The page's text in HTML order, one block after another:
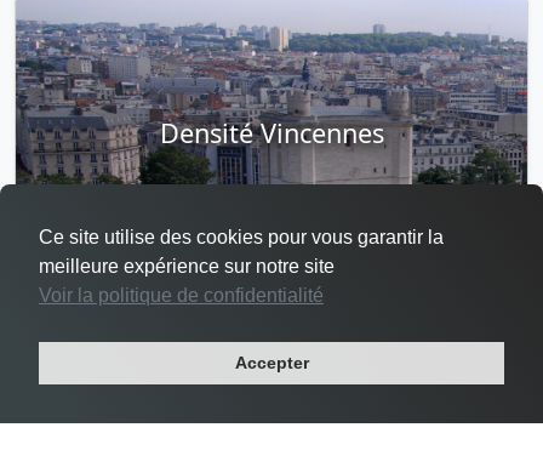
Densité Vincennes
#2 Vincennes -25 468 habs/km²
Département : VAL-DE-MARNE
Région : ILE-DE-FRANCE
Superficie : 2 km²
Ce site utilise des cookies pour vous garantir la
meilleure expérience sur notre site
Voir la politique de confidentialité
Accepter